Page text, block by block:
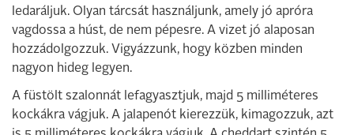
ledaráljuk. Olyan tárcsát használjunk, amely jó apróra
vagdossa a húst, de nem pépesre. A vizet jó alaposan
hozzádolgozzuk. Vigyázzunk, hogy közben minden
nagyon hideg legyen.
A füstölt szalonnát lefagyasztjuk, majd 5 milliméteres
kockákra vágjuk. A jalapenót kierezzük, kimagozzuk, azt